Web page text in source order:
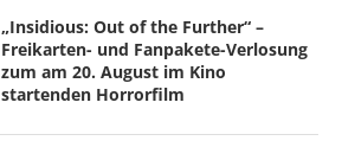
„Insidious: Out of the Further“ –
Freikarten- und Fanpakete-Verlosung
zum am 20. August im Kino
startenden Horrorfilm